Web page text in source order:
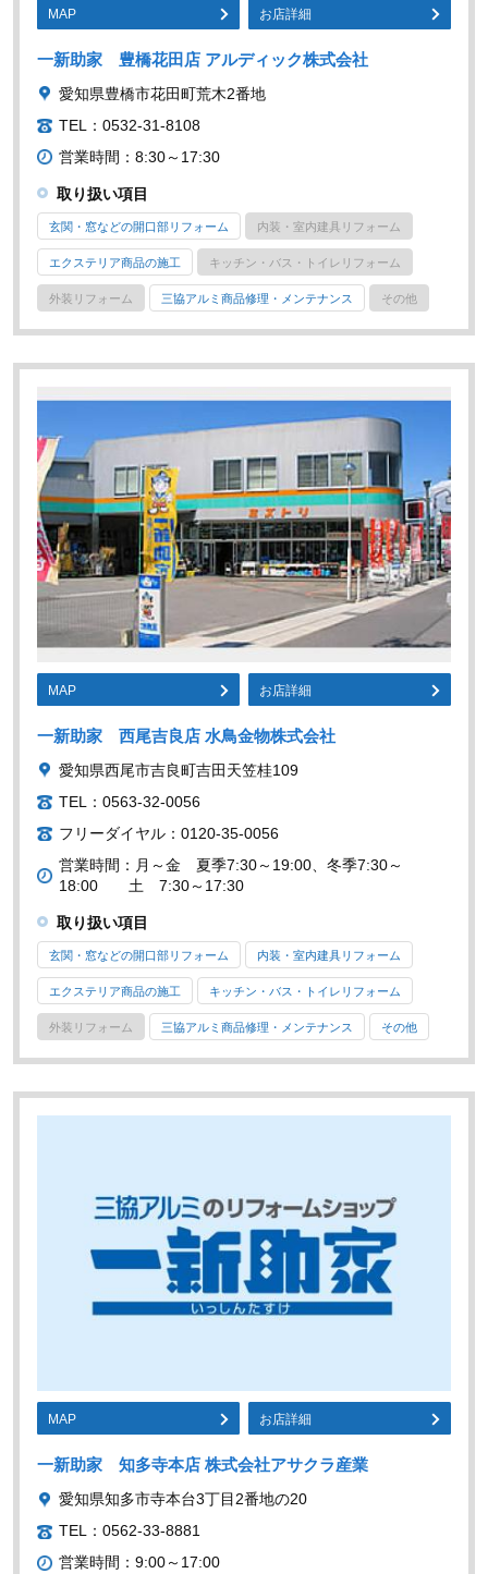
MAP お店詳細
一新助家 豊橋花田店 アルディック株式会社
愛知県豊橋市花田町荒木2番地
TEL：0532-31-8108
営業時間：8:30～17:30
取り扱い項目
玄関・窓などの開口部リフォーム 内装・室内建具リフォーム
エクステリア商品の施工 キッチン・バス・トイレリフォーム
外装リフォーム 三協アルミ商品修理・メンテナンス その他
MAP お店詳細
一新助家 西尾吉良店 水鳥金物株式会社
愛知県西尾市吉良町吉田天笠桂109
TEL：0563-32-0056
フリーダイヤル：0120-35-0056
営業時間：月～金 夏季7:30～19:00、冬季7:30～
18:00 土 7:30～17:30
取り扱い項目
玄関・窓などの開口部リフォーム 内装・室内建具リフォーム
エクステリア商品の施工 キッチン・バス・トイレリフォーム
外装リフォーム 三協アルミ商品修理・メンテナンス その他
MAP お店詳細
一新助家 知多寺本店 株式会社アサクラ産業
愛知県知多市寺本台3丁目2番地の20
TEL：0562-33-8881
営業時間：9:00～17:00